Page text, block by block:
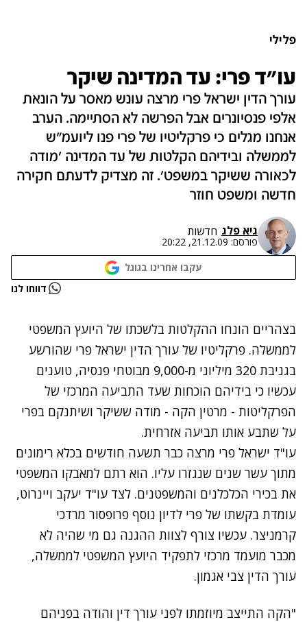
פלילי
עו"ד פרי: עד המדינה שיקר
עורך הדין ישראל פרי מרצה עונש מאסר על הונאת
אלפי פנסיונרים אבל הפרשה לא הסתיימה. הערב
אנחנו מגלים כי פרקליטיו של פרי פנו ליועמ"ש
לממשלה ובידיהם הקלטות של עד המדינה 'מודה
לכאורה ששיקר במשפט'. זה מצדיק לדעתם חקירה
חדשה ומשפט חוזר
גיא פלג חדשות
פורסם: 21.12.09, 20:22
עקבו אחרינו בגוגל
נתקלנו בבעיה דווחו לנו
בצהריים הונחו ההקלטות בלשכתו של היועץ המשפטי
לממשלה. פרקליטיו של עורך הדין ישראל פרי שהורשע
בגניבת 320 מיליוני מ-9,000 מבוטחי פנסיה, טוענים
עכשיו כי בידיהם הוכחות שעד התביעה המרכזי של
הפרקליטות - מרטין הקה - מודה ששיקר ושיתנקם בפרי
על שתבע אותו תביעה אזרחית.
עו"ד ישראל פרי מרצה כבר תשעה חודשים בכלא רימונים
מתוך עשר שנים שנגזרו עליו. הוא רתם למאבקו המשפטי
את בכירי הכלכלנים והמשפטנים. לצד עו"ד יעקב ויינרוט,
עומדת בקשתו של פרי לדיון נוסף פרופסור מרדכי
קרמניצר. עכשיו צורף לצוות ההגנה גם מי שהיה לא
מכבר מועמד מרכזי לתפקיד היועץ המשפטי לממשלה,
עורך הדין צבי אגמון.
"הקה התייצב מיוזמתו לפני עורך דין והודה בפניהם